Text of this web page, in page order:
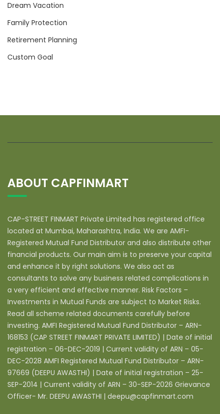
Dream Vacation
Family Protection
Retirement Planning
Custom Goal
ABOUT CAPFINMART
CAP-STREET FINMART Private Limited has registered office
located at Mumbai, Maharashtra, India. We are AMFI-
Registered Mutual Fund Distributor and also distribute other
financial products. Our main aim is to preserve your capital
and enhance it by right solutions. We also act as
consultants to solve any business related complications in
a very efficient and effective manner. Risk Factors –
Investments in Mutual Funds are subject to Market Risks.
Read all scheme related documents carefully before
investing. AMFI Registered Mutual Fund Distributor – ARN-
168153 (CAP STREET FINMART PRIVATE LIMITED) | Date of initial
registration – 06-DEC-2019 | Current validity of ARN – 05-
DEC-2028 AMFI Registered Mutual Fund Distributor – ARN-
97669 (DEEPU AWASTHI) | Date of initial registration – 25-
SEP-2014 | Current validity of ARN – 30-SEP-2026 Grievance
Officer- Mr. DEEPU AWASTHI | deepu@capfinmart.com